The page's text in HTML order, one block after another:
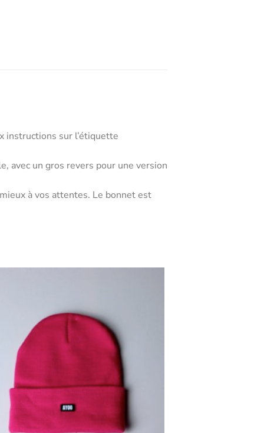
instructions sur l’étiquette
avec un gros revers pour une version
à vos attentes. Le bonnet est